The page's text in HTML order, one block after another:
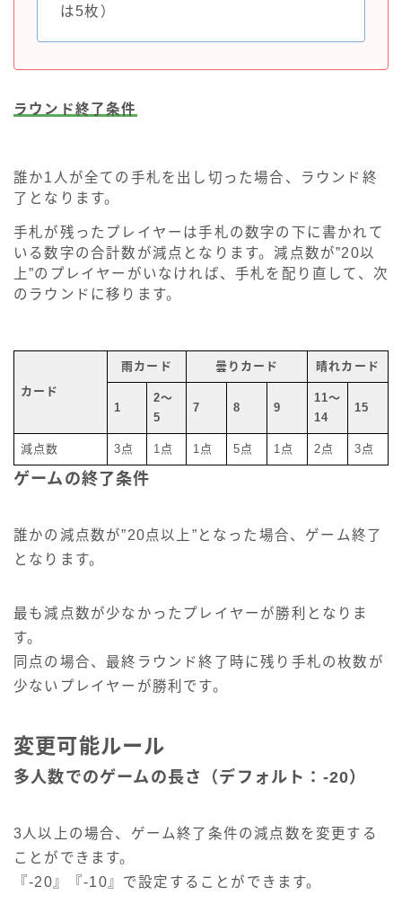
は5枚）
ラウンド終了条件
誰か1人が全ての手札を出し切った場合、ラウンド終
了となります。
手札が残ったプレイヤーは手札の数字の下に書かれて
いる数字の合計数が減点となります。減点数が”20以
上”のプレイヤーがいなければ、手札を配り直して、次
のラウンドに移ります。
カード
雨カード 曇りカード 晴れカード
1
2～
5
7 8 9
11～
14
15
減点数 3点 1点 1点 5点 1点 2点 3点
ゲームの終了条件
誰かの減点数が”20点以上”となった場合、ゲーム終了
となります。
最も減点数が少なかったプレイヤーが勝利となりま
す。
同点の場合、最終ラウンド終了時に残り手札の枚数が
少ないプレイヤーが勝利です。
変更可能ルール
多人数でのゲームの長さ（デフォルト：-20）
3人以上の場合、ゲーム終了条件の減点数を変更する
ことができます。
『-20』『-10』で設定することができます。